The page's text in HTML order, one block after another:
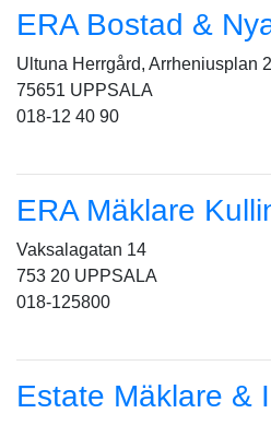
ERA Bostad &
Ultuna Herrgård, Arrheniusplan
75651 UPPSALA
018-12 40 90
ERA Mäklare
Vaksalagatan 14
753 20 UPPSALA
018-125800
Estate Mäklare &